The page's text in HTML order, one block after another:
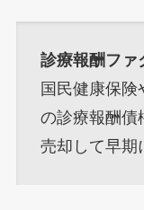
診療報酬ファ
国民健康保
の診療報酬債
売却して早期